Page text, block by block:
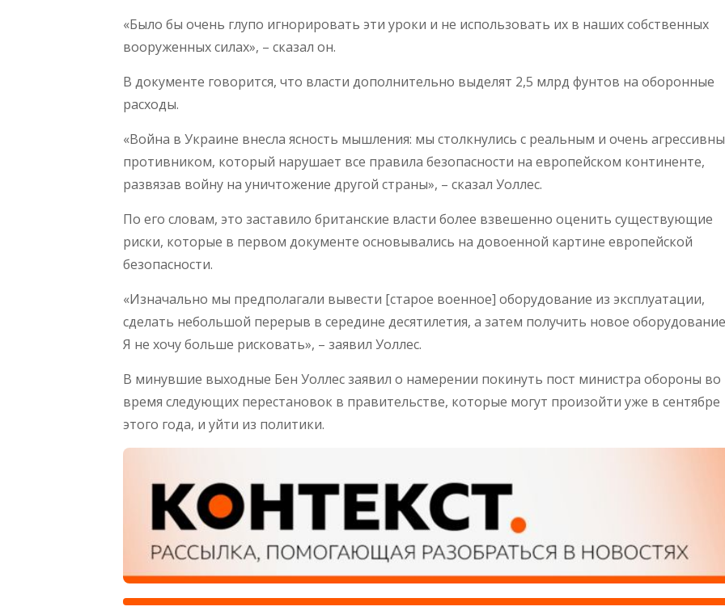
«Было бы очень глупо игнорировать эти уроки и не использовать их в наших собственных
вооруженных силах», – сказал он.
В документе говорится, что власти дополнительно выделят 2,5 млрд фунтов на оборонные
расходы.
«Война в Украине внесла ясность мышления: мы столкнулись с реальным и очень
противником, который нарушает все правила безопасности на европейском континенте,
развязав войну на уничтожение другой страны», – сказал Уоллес.
По его словам, это заставило британские власти более взвешенно оценить существующие
риски, которые в первом документе основывались на довоенной картине европейской
безопасности.
«Изначально мы предполагали вывести [старое военное] оборудование из эксплуатации,
сделать небольшой перерыв в середине десятилетия, а затем получить новое
Я не хочу больше рисковать», – заявил Уоллес.
В минувшие выходные Бен Уоллес заявил о намерении покинуть пост министра обороны во
время следующих перестановок в правительстве, которые могут произойти уже в сентябре
этого года, и уйти из политики.